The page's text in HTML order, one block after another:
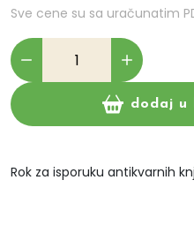
Sve cene su sa uračunatim
dodaj u
Rok za isporuku antikvarnih